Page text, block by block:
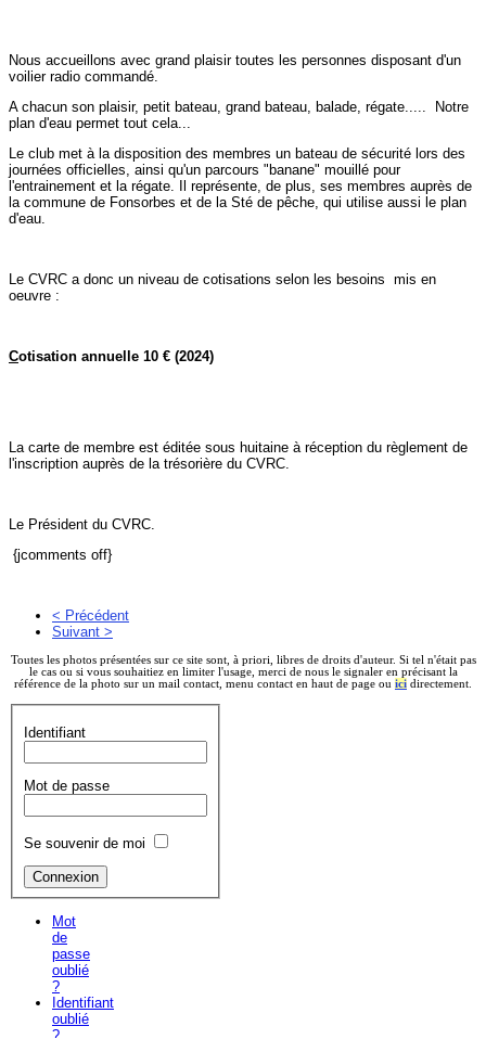
Nous accueillons avec grand plaisir toutes les personnes disposant d'un
voilier radio commandé.
A chacun son plaisir, petit bateau, grand bateau, balade, régate..... Notre
plan d'eau permet tout cela...
Le club met à la disposition des membres un bateau de sécurité lors des
journées officielles, ainsi qu'un parcours "banane" mouillé pour
l'entrainement et la régate. Il représente, de plus, ses membres auprès de
la commune de Fonsorbes et de la Sté de pêche, qui utilise aussi le plan
d'eau.
Le CVRC a donc un niveau de cotisations selon les besoins mis en
oeuvre :
Cotisation annuelle 10 € (2024)
La carte de membre est éditée sous huitaine à réception du règlement de
l'inscription auprès de la trésorière du CVRC.
Le Président du CVRC.
{jcomments off}
< Précédent
Suivant >
Toutes les photos présentées sur ce site sont, à priori, libres de droits d'auteur. Si tel n'était pas
le cas ou si vous souhaitiez en limiter l'usage, merci de nous le signaler en précisant la
référence de la photo sur un mail contact, menu contact en haut de page ou ici directement.
Identifiant
Mot de passe
Se souvenir de moi
Mot
de
passe
oublié
?
Identifiant
oublié
?